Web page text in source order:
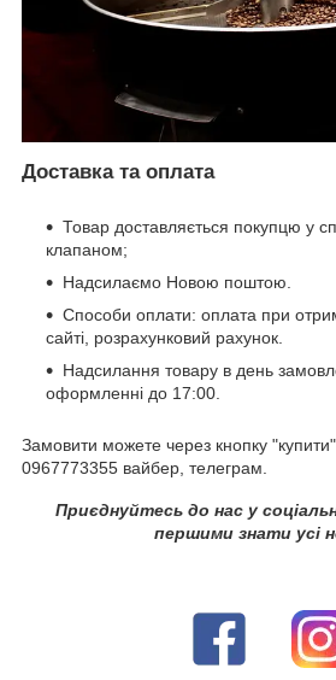
Доставка та оплата
Товар доставляється покупцю у
клапаном;
Надсилаємо Новою поштою.
Способи оплати: оплата при
сайті, розрахунковий рахунок.
Надсилання товару в день
оформленні до 17:00.
Замовити можете через кнопку
0967773355 вайбер, телеграм.
Приєднуйтесь до нас у
першими знати усі